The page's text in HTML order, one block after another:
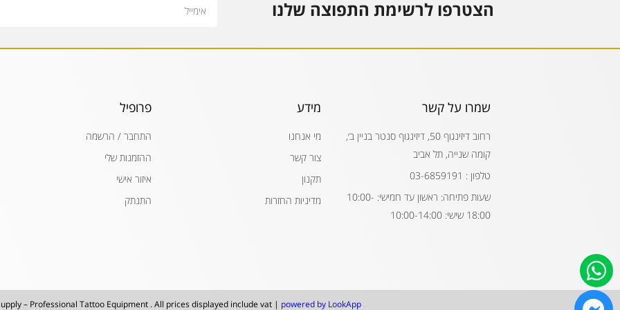
הצטרפו לרשימת התפוצה שלנו
שמרו על קשר
רחוב דיזינגוף 50, דיזינגוף סנטר בניין ב׳,
קומה שנייה, תל אביב
טלפון : 03-6859191
שעות פתיחה: ראשון עד חמישי: 10:00-
18:00 שישי: 10:00-14:00
מידע
מי אנחנו
צור קשר
תקנון
מדיניות החזרות
פרופיל
התחבר / הרשמה
ההזמנות שלי
איזור אישי
התנתק
– Professional Tattoo Equipment . All prices displayed include vat | powered by LookApp.